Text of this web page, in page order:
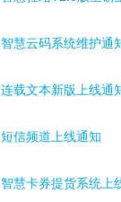
智慧云码系统维护通
载文本新版上线通
短信频道上线通知
慧卡券提货系统上